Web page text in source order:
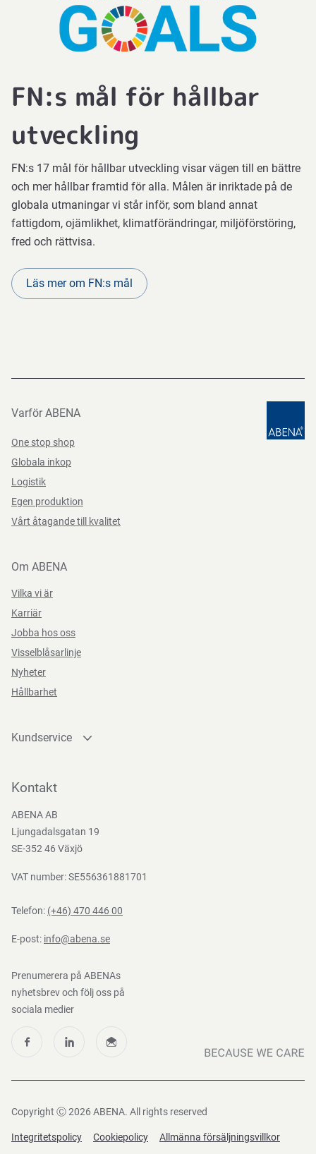
FN:s mål för hållbar
utveckling
FN:s 17 mål för hållbar utveckling visar vägen till en bättre
och mer hållbar framtid för alla. Målen är inriktade på de
globala utmaningar vi står inför, som bland annat
fattigdom, ojämlikhet, klimatförändringar, miljöförstöring,
fred och rättvisa.
Läs mer om FN:s mål
Varför ABENA
One stop shop
Globala inkop
Logistik
Egen produktion
Vårt åtagande till kvalitet
Om ABENA
Vilka vi är
Karriär
Jobba hos oss
Visselblåsarlinje
Nyheter
Hållbarhet
Kundservice
Bli kund
Nedladdningar
Kontakt
ABENA AB
Ljungadalsgatan 19
SE-352 46 Växjö
VAT number: SE556361881701
Telefon: (+46) 470 446 00
E-post: info@abena.se
Prenumerera på ABENAs
nyhetsbrev och följ oss på
sociala medier
Copyright Ⓒ 2026 ABENA. All rights reserved
Integritetspolicy Cookiepolicy Allmänna försäljningsvillkor